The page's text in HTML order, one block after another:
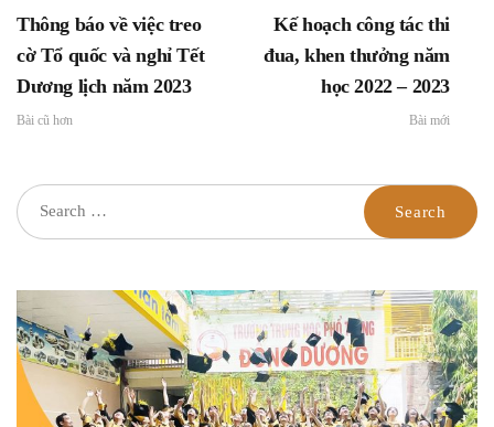
Thông báo về việc treo
cờ Tổ quốc và nghỉ Tết
Dương lịch năm 2023
Bài cũ hơn
Kế hoạch công tác thi
đua, khen thưởng năm
học 2022 – 2023
Bài mới